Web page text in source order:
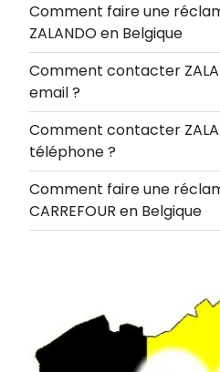
Comment faire une
ZALANDO en Belgique
Comment contacter
email ?
Comment contacter
téléphone ?
Comment faire une
CARREFOUR en Belgique